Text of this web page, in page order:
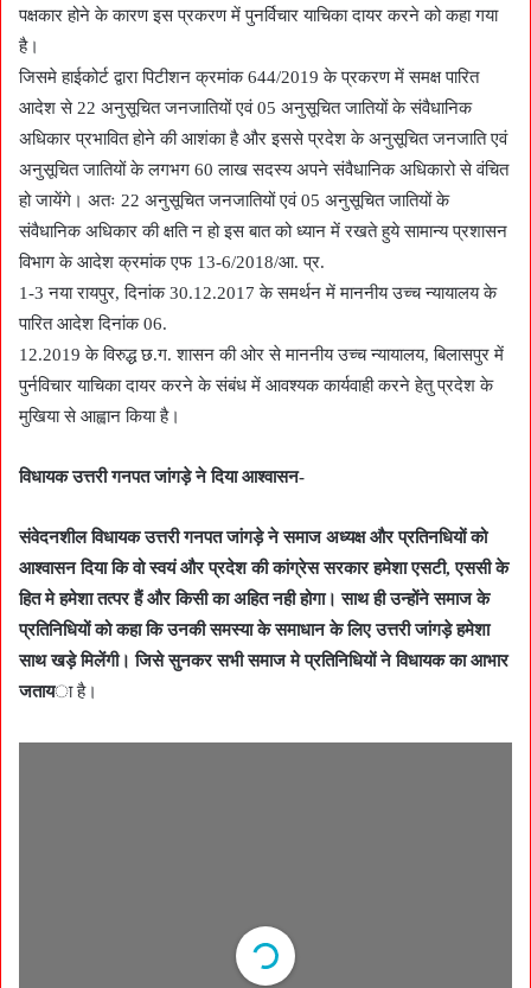
पक्षकार होने के कारण इस प्रकरण में पुनर्विचार याचिका दायर करने को कहा गया
है।
जिसमे हाईकोर्ट द्वारा पिटीशन क्रमांक 644/2019 के प्रकरण में समक्ष पारित
आदेश से 22 अनुसूचित जनजातियों एवं 05 अनुसूचित जातियों के संवैधानिक
अधिकार प्रभावित होने की आशंका है और इससे प्रदेश के अनुसूचित जनजाति एवं
अनुसूचित जातियों के लगभग 60 लाख सदस्य अपने संवैधानिक अधिकारो से वंचित
हो जायेंगे। अतः 22 अनुसूचित जनजातियों एवं 05 अनुसूचित जातियों के
संवैधानिक अधिकार की क्षति न हो इस बात को ध्यान में रखते हुये सामान्य प्रशासन
विभाग के आदेश क्रमांक एफ 13-6/2018/आ. प्र.
1-3 नया रायपुर, दिनांक 30.12.2017 के समर्थन में माननीय उच्च न्यायालय के
पारित आदेश दिनांक 06.
12.2019 के विरुद्ध छ.ग. शासन की ओर से माननीय उच्च न्यायालय, बिलासपुर में
पुर्नविचार याचिका दायर करने के संबंध में आवश्यक कार्यवाही करने हेतु प्रदेश के
मुखिया से आह्वान किया है।
विधायक उत्तरी गनपत जांगड़े ने दिया आश्वासन-
संवेदनशील विधायक उत्तरी गनपत जांगड़े ने समाज अध्यक्ष और प्रतिनधियों को
आश्वासन दिया कि वो स्वयं और प्रदेश की कांग्रेस सरकार हमेशा एसटी, एससी के
हित मे हमेशा तत्पर हैं और किसी का अहित नही होगा। साथ ही उन्होंने समाज के
प्रतिनिधियों को कहा कि उनकी समस्या के समाधान के लिए उत्तरी जांगड़े हमेशा
साथ खड़े मिलेंगी। जिसे सुनकर सभी समाज मे प्रतिनिधियों ने विधायक का आभार
जताया है।